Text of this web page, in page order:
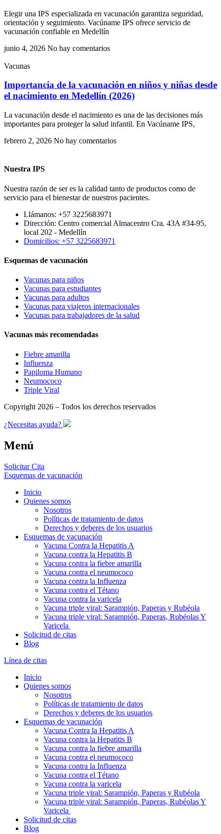
Elegir una IPS especializada en vacunación garantiza seguridad,
orientación y seguimiento. Vacúname IPS ofrece servicio de
vacunación confiable en Medellín
junio 4, 2026 No hay comentarios
Vacunas
Importancia de la vacunación en niños y niñas desde
el nacimiento en Medellín (2026)
La vacunación desde el nacimiento es una de las decisiones más
importantes para proteger la salud infantil. En Vacúname IPS,
febrero 2, 2026 No hay comentarios
Nuestra IPS
Nuestra razón de ser es la calidad tanto de productos como de
servicio para el bienestar de nuestros pacientes.
Llámanos: +57 3225683971
Dirección: Centro comercial Almacentro Cra. 43A #34-95,
local 202 - Medellín
Domicilios: +57 3225683971
Esquemas de vacunación
Vacunas para niños
Vacunas para estudiantes
Vacunas para adultos
Vacunas para viajeros internacionales
Vacunas para trabajadores de la salud
Vacunas más recomendadas
Fiebre amarilla
Influenza
Papiloma Humano
Neumococo
Triple Viral
Copyright 2026 – Todos los derechos reservados
¿Necesitas ayuda?
Menú
Solicitar Cita
Esquemas de vacunación
Inicio
Quienes somos
Nosotros
Políticas de tratamiento de datos
Derechos y deberes de los usuarios
Esquemas de vacunación
Vacuna Contra la Hepatitis A
Vacuna contra la Hepatitis B
Vacuna contra la fiebre amarilla
Vacuna contra el neumococo
Vacuna contra la Influenza
Vacuna contra el Tétano
Vacuna contra la varicela
Vacuna triple viral: Sarampión, Paperas y Rubéola
Vacuna triple viral: Sarampión, Paperas, Rubéolas Y
Varicela
Solicitud de citas
Blog
Línea de citas
Inicio
Quienes somos
Nosotros
Políticas de tratamiento de datos
Derechos y deberes de los usuarios
Esquemas de vacunación
Vacuna Contra la Hepatitis A
Vacuna contra la Hepatitis B
Vacuna contra la fiebre amarilla
Vacuna contra el neumococo
Vacuna contra la Influenza
Vacuna contra el Tétano
Vacuna contra la varicela
Vacuna triple viral: Sarampión, Paperas y Rubéola
Vacuna triple viral: Sarampión, Paperas, Rubéolas Y
Varicela
Solicitud de citas
Blog